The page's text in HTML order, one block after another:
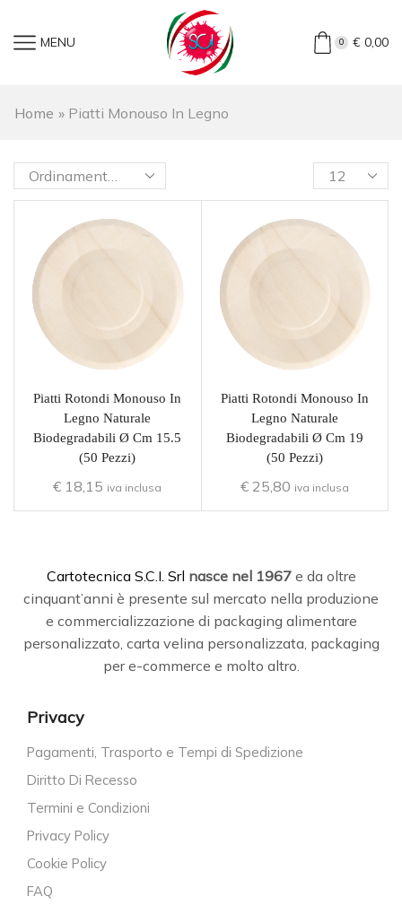
MENU 0 €0,00
Home » Piatti Monouso In Legno
Piatti Rotondi Monouso In
Legno Naturale
Biodegradabili Ø Cm 15.5
(50 Pezzi)
€ 18,15 iva inclusa
Piatti Rotondi Monouso In
Legno Naturale
Biodegradabili Ø Cm 19
(50 Pezzi)
€25,80 iva inclusa
Cartotecnica S.C.I. Srl nasce nel 1967e da oltre
cinquant’anni è presente sul mercato nella produzione
e commercializzazione di packaging alimentare
personalizzato, carta velina personalizzata, packaging
per e-commerce e molto altro.
Privacy
Pagamenti, Trasporto e Tempi di Spedizione
Diritto Di Recesso
Termini e Condizioni
Privacy Policy
Cookie Policy
FAQ